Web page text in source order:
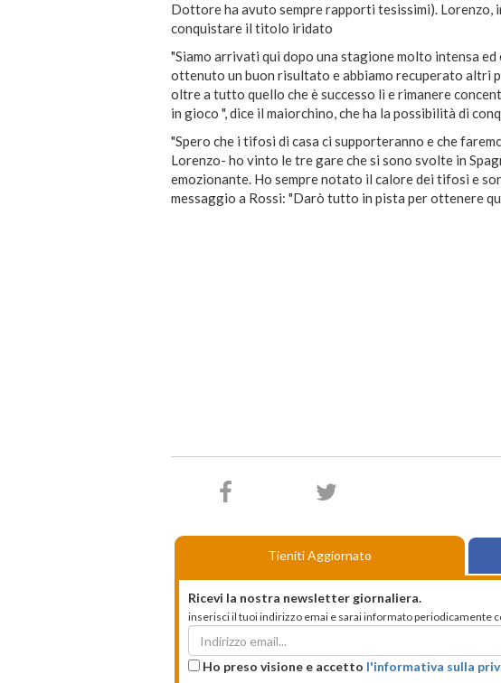
Dottore ha avuto sempre rapporti tesissimi). Lorenzo,
conquistare il titolo iridato
"Siamo arrivati qui dopo una stagione molto intensa
ottenuto un buon risultato e abbiamo recuperato altri
oltre a tutto quello che è successo lì e rimanere
in gioco ", dice il maiorchino, che ha la possibilità di
"Spero che i tifosi di casa ci supporteranno e che
Lorenzo- ho vinto le tre gare che si sono svolte in
emozionante. Ho sempre notato il calore dei tifosi e
messaggio a Rossi: "Darò tutto in pista per ottenere
Tieniti Aggiornato
Ricevi la nostra newsletter giornaliera.
inserisci il tuoi indirizzo emai e sarai informato periodicamente
Ho preso visione e accetto l'informativa sulla